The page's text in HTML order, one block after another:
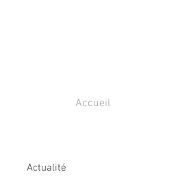
Accueil
Actualité